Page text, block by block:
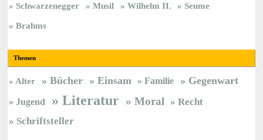
Schwarzenegger
Musil Wilhelm II.
Seume
Brahms
Themen
Alter Bücher Einsam Familie Gegenwart
Jugend Literatur Moral
Recht
Schriftsteller